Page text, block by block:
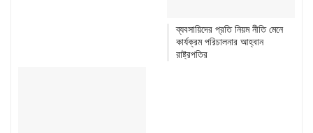
ব্যবসায়িদের প্রতি নিয়ম নীতি মেনে
কার্যক্রম পরিচালনার আহ্বান
রাষ্ট্রপতির